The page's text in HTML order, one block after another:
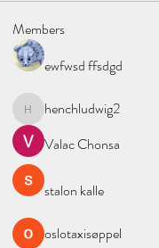
Members
ewfwsd ffsdgd
henchludwig2
henchludwig2
Valac Chonsa
stalon kalle
oslotaxisøppel